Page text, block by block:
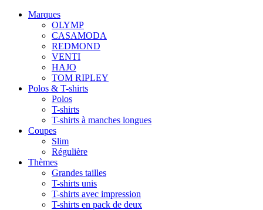
Marques
OLYMP
CASAMODA
REDMOND
VENTI
HAJO
TOM RIPLEY
Polos & T-shirts
Polos
T-shirts
T-shirts à manches longues
Coupes
Slim
Régulière
Thèmes
Grandes tailles
T-shirts unis
T-shirts avec impression
T-shirts en pack de deux